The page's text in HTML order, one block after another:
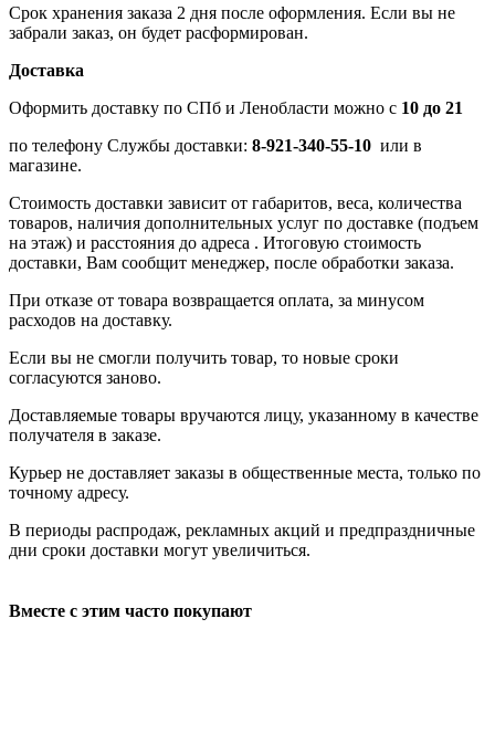
Срок хранения заказа 2 дня после оформления. Если вы не
забрали заказ, он будет расформирован.
Доставка
Оформить доставку по СПб и Ленобласти можно с 10 до 21
по телефону Службы доставки: 8-921-340-55-10 или в
магазине.
Стоимость доставки зависит от габаритов, веса, количества
товаров, наличия дополнительных услуг по доставке (подъем
на этаж) и расстояния до адреса . Итоговую стоимость
доставки, Вам сообщит менеджер, после обработки заказа.
При отказе от товара возвращается оплата, за минусом
расходов на доставку.
Если вы не смогли получить товар, то новые сроки
согласуются заново.
Доставляемые товары вручаются лицу, указанному в качестве
получателя в заказе.
Курьер не доставляет заказы в общественные места, только по
точному адресу.
В периоды распродаж, рекламных акций и предпраздничные
дни сроки доставки могут увеличиться.
Вместе с этим часто покупают